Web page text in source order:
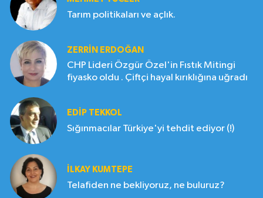
Tarım politikaları ve açlık.
ZERRIN ERDOĞAN
CHP Lideri Özgür Özel'in Fıstık Mitingi
fiyasko oldu . Çiftçi hayal kırıklığına uğradı
EDIP TEKKOL
Sığınmacılar Türkiye'yi tehdit ediyor (!)
İLKAY KUMTEPE
Telafiden ne bekliyoruz, ne buluruz?